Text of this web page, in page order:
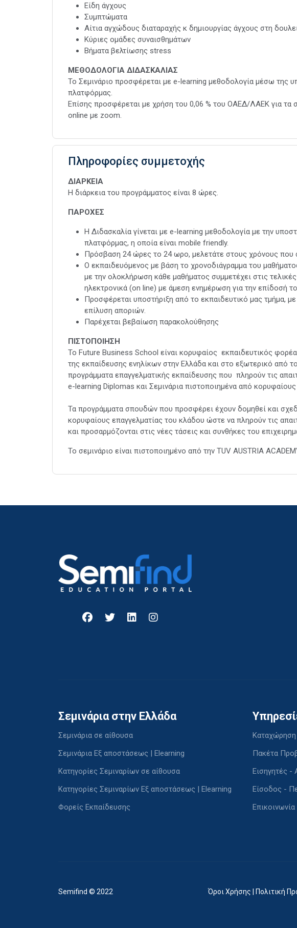
Είδη άγχους
Συμπτώματα
Αίτια αγχώδους διαταραχής κ δημιουργίας άγχους στη
Κύριες ομάδες συναισθημάτων
Βήματα βελτίωσης stress
ΜΕΘΟΔΟΛΟΓΙΑ ΔΙΔΑΣΚΑΛΙΑΣ
Το Σεμινάριο προσφέρεται με e-learning μεθοδολογία μέσω της
πλατφόρμας.
Επίσης προσφέρεται με χρήση του 0,06 % του ΟΑΕΔ/ΛΑΕΚ για τα
online με zoom.
Πληροφορίες συμμετοχής
ΔΙΑΡΚΕΙΑ
Η διάρκεια του προγράμματος είναι 8 ώρες.
ΠΑΡΟΧΕΣ
Η Διδασκαλία γίνεται με e-learning μεθοδολογία με την
πλατφόρμας, η οποία είναι mobile friendly.
Πρόσβαση 24 ώρες το 24 ωρο, μελετάτε στους χρόνους που
Ο εκπαιδευόμενος με βάση το χρονοδιάγραμμα του
με την ολοκλήρωση κάθε μαθήματος συμμετέχει στις τελικές
ηλεκτρονικά (on line) με άμεση ενημέρωση για την επίδοσή
Προσφέρεται υποστήριξη από το εκπαιδευτικό μας τμήμα,
επίλυση αποριών.
Παρέχεται βεβαίωση παρακολούθησης
ΠΙΣΤΟΠΟΙΗΣΗ
Το Future Business School είναι κορυφαίος εκπαιδευτικός
της εκπαίδευσης ενηλίκων στην Ελλάδα και στο εξωτερικό από
προγράμματα επαγγελματικής εκπαίδευσης που πληρούν τις
e-learning Diplomas και Σεμινάρια πιστοποιημένα από
Τα προγράμματα σπουδών που προσφέρει έχουν δομηθεί και
κορυφαίους επαγγελματίας του κλάδου ώστε να πληρούν τις
και προσαρμόζονται στις νέες τάσεις και συνθήκες του
Το σεμινάριο είναι πιστοποιημένο από την TUV AUSTRIA
Σεμινάρια στην Ελλάδα
Σεμινάρια σε αίθουσα
Σεμινάρια Εξ αποστάσεως | Elearning
Κατηγορίες Σεμιναρίων σε αίθουσα
Κατηγορίες Σεμιναρίων Εξ αποστάσεως | Elearning
Φορείς Εκπαίδευσης
Καταχώρηση
Πακέτα
Εισηγητές -
Είσοδος -
Επικοινωνία
Όροι Χρήσης | Πολιτική
Semifind © 2022